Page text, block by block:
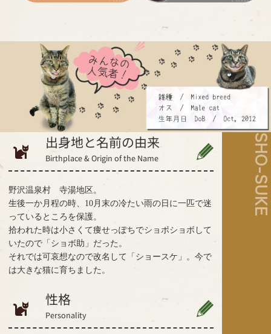
出身地と名前の由来
Birthplace & Origin of the Name
野沢温泉村 寺湯地区。
生後一か月程の時、10月末の冷たい雨の日に一匹で迷
っているところを保護。
拾われた時は小さくて痩せっぽちでショボショボして
いたので「ショボ助」だった。
それでは可哀想なので改名して「ショースケ」。今で
は大きな猫に育ちました。
性格
Personality